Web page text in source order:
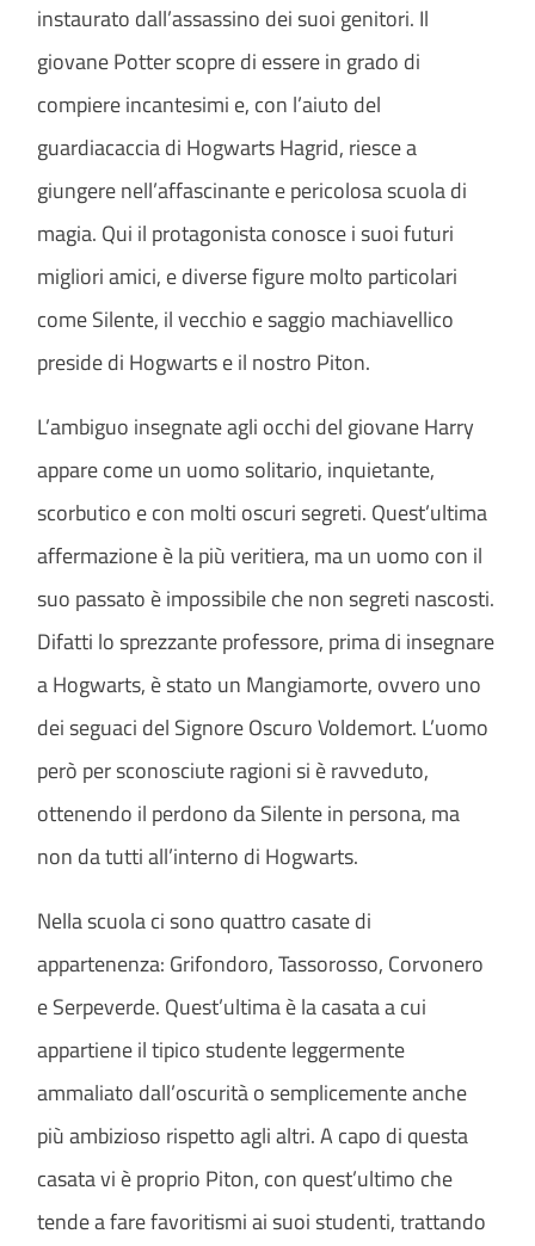
instaurato dall’assassino dei suoi genitori. Il
giovane Potter scopre di essere in grado di
compiere incantesimi e, con l’aiuto del
guardiacaccia di Hogwarts Hagrid, riesce a
giungere nell’affascinante e pericolosa scuola di
magia. Qui il protagonista conosce i suoi futuri
migliori amici, e diverse figure molto particolari
come Silente, il vecchio e saggio machiavellico
preside di Hogwarts e il nostro Piton.
L’ambiguo insegnate agli occhi del giovane Harry
appare come un uomo solitario, inquietante,
scorbutico e con molti oscuri segreti. Quest’ultima
affermazione è la più veritiera, ma un uomo con il
suo passato è impossibile che non segreti nascosti.
Difatti lo sprezzante professore, prima di insegnare
a Hogwarts, è stato un Mangiamorte, ovvero uno
dei seguaci del Signore Oscuro Voldemort. L’uomo
però per sconosciute ragioni si è ravveduto,
ottenendo il perdono da Silente in persona, ma
non da tutti all’interno di Hogwarts.
Nella scuola ci sono quattro casate di
appartenenza: Grifondoro, Tassorosso, Corvonero
e Serpeverde. Quest’ultima è la casata a cui
appartiene il tipico studente leggermente
ammaliato dall’oscurità o semplicemente anche
più ambizioso rispetto agli altri. A capo di questa
casata vi è proprio Piton, con quest’ultimo che
tende a fare favoritismi ai suoi studenti, trattando